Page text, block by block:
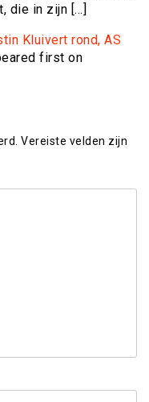
die in zijn […]
Kluivert rond, AS
first on
Vereiste velden zijn